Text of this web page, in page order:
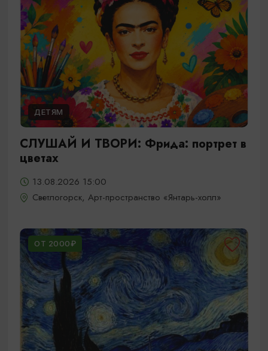
ДЕТЯМ
СЛУШАЙ И ТВОРИ: Фрида: портрет в
цветах
13.08.2026 15:00
Светлогорск, Арт-пространство «Янтарь-холл»
ОТ 2000₽